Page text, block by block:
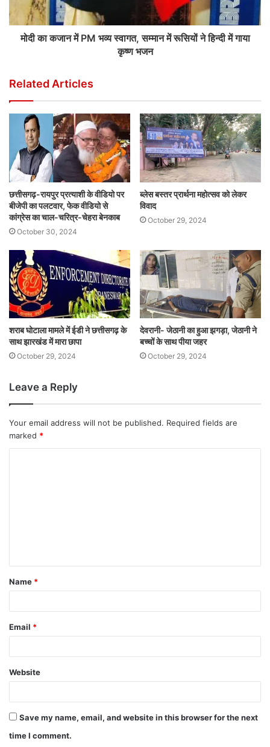
मोदी का कजान में PM भव्य स्वागत, सम्मान में रूसियों ने हिन्दी में गाया
कृष्ण भजन
Related Articles
छत्तीसगढ़-रायपुर प्रत्याशी के वीडियो पर
बीजेपी का पलटवार, फेक वीडियो से
कांग्रेस का चाल-चरित्र-चेहरा बेनकाब
October 30, 2024
ब्लेस बस्तर प्रार्थना महोत्सव को लेकर
विवाद
October 29, 2024
शराब घोटाला मामले में ईडी ने छत्तीसगढ़ के
साथ झारखंड में मारा छापा
October 29, 2024
देवरानी- जेठानी का हुआ झगड़ा, जेठानी ने
बच्चों के साथ पीया जहर
October 29, 2024
Leave a Reply
Your email address will not be published. Required fields are
marked *
Name *
Email *
Website
Save my name, email, and website in this browser for the next
time I comment.